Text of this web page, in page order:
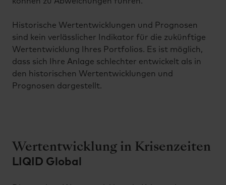
Historische Wertentwicklungen und Prognosen
sind kein verlässlicher Indikator für die zukünftige
Wertentwicklung Ihres Portfolios. Es ist möglich,
dass sich Ihre Anlage schlechter entwickelt als in
den historischen Wertentwicklungen und
Prognosen dargestellt.
Wertentwicklung in Krisenzeiten
LIQID Global